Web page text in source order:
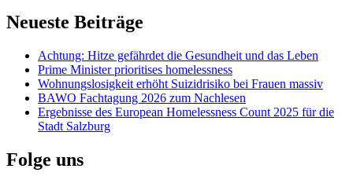
Neueste Beiträge
Achtung: Hitze gefährdet die Gesundheit und das Leben
Prime Minister prioritises homelessness
Wohnungslosigkeit erhöht Suizidrisiko bei Frauen massiv
BAWO Fachtagung 2026 zum Nachlesen
Ergebnisse des European Homelessness Count 2025 für die
Stadt Salzburg
Folge uns